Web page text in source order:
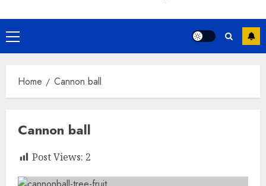
Primary
Menu
Home Cannon ball
Cannon ball
Post Views: 2